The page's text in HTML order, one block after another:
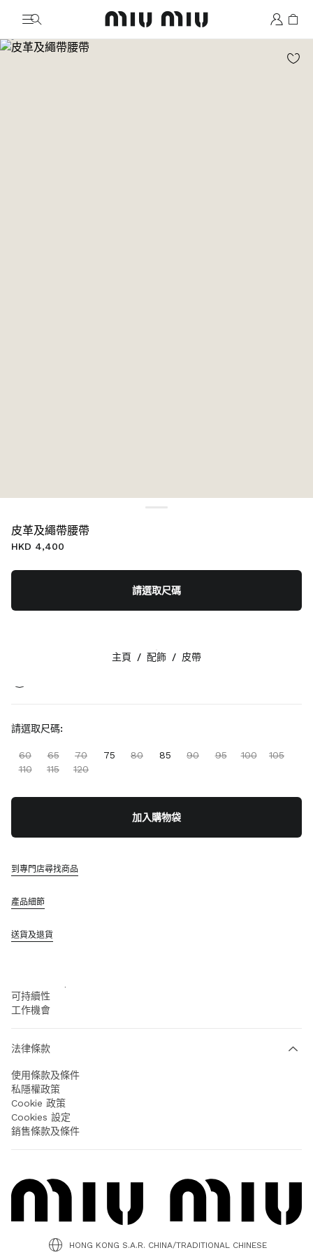
MiuMiu logo
前往圖片 1
前往圖片 2
皮革及繩帶腰帶
HKD 4,400
請選取尺碼
請選取尺碼:
60 65 70 75 80 85 90 95 100
105
110
115 120
加入購物袋
到專門店尋找商品
產品細節
送貨及退貨
主頁 / 配飾 / 皮帶
聯絡方法
+852 2603 9501
透過 WhatsApp 給我們留言
查找專門店
Miu Miu 服務
常見問題
可持續性
工作機會
法律條款
使用條款及條件
私隱權政策
Cookie 政策
Cookies 設定
銷售條款及條件
HONG KONG S.A.R. CHINA/TRADITIONAL CHINESE